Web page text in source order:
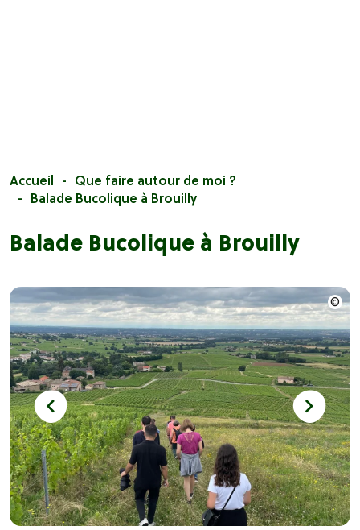
Accueil
Que faire autour de moi ?
Balade Bucolique à Brouilly
Balade Bucolique à Brouilly